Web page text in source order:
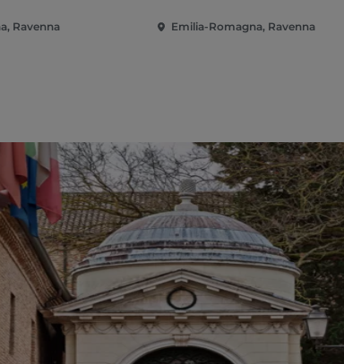
Ravenna Emilia-Romagna, Ravenna